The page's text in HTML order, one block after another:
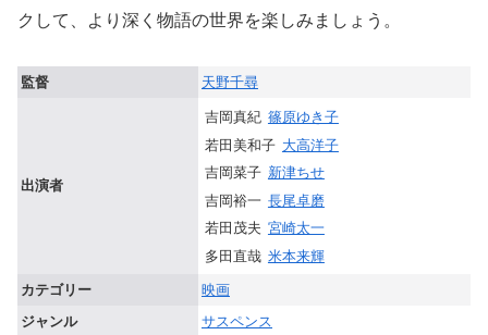
クして、より深く物語の世界を楽しみましょう。
監督 天野千尋
出演者
吉岡真紀 篠原ゆき子
若田美和子 大高洋子
吉岡菜子 新津ちせ
吉岡裕一 長尾卓磨
若田茂夫 宮崎太一
多田直哉 米本来輝
カテゴリー
映画
ジャンル
サスペンス